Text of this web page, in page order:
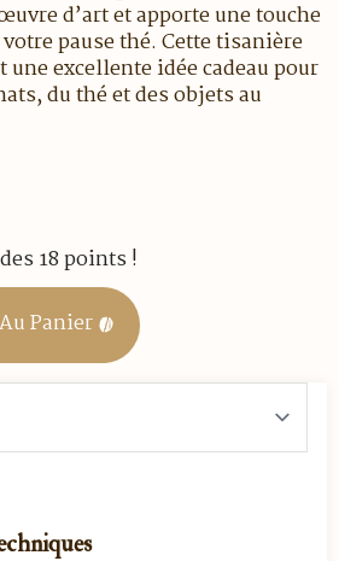
d’art et apporte une touche
pause thé. Cette tisanière
excellente idée cadeau pour
du thé et des objets au
18 points !
Panier